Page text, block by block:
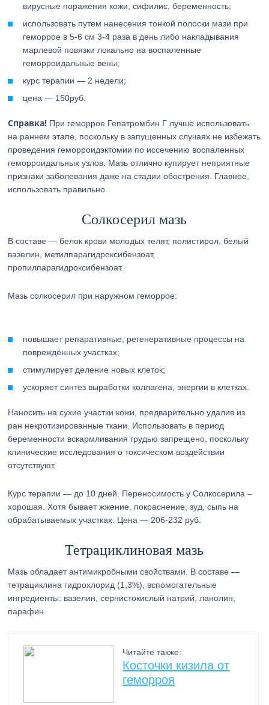
вирусные поражения кожи, сифилис, беременность;
использовать путем нанесения тонкой полоски мази при
геморрое в 5-6 см 3-4 раза в день либо накладывания
марлевой повязки локально на воспаленные
геморроидальные вены;
курс терапии — 2 недели;
цена — 150руб.
Справка! При геморрое Гепатромбин Г лучше использовать
на раннем этапе, поскольку в запущенных случаях не избежать
проведения геморроидэктомии по иссечению воспаленных
геморроидальных узлов. Мазь отлично купирует неприятные
признаки заболевания даже на стадии обострения. Главное,
использовать правильно.
Солкосерил мазь
В составе — белок крови молодых телят, полистирол, белый
вазелин, метилпарагидроксибензоат,
пропилпарагидроксибензоат.
Мазь солкосерил при наружном геморрое:
повышает репаративные, регенеративные процессы на
повреждённых участках;
стимулирует деление новых клеток;
ускоряет синтез выработки коллагена, энергии в клетках.
Наносить на сухие участки кожи, предварительно удалив из
ран некротизированные ткани. Использовать в период
беременности вскармливания грудью запрещено, поскольку
клинические исследования о токсическом воздействии
отсутствуют.
Курс терапии — до 10 дней. Переносимость у Солкосерила –
хорошая. Хотя бывает жжение, покраснение, зуд, сыпь на
обрабатываемых участках. Цена — 206-232 руб.
Тетрациклиновая мазь
Мазь обладает антимикробными свойствами. В составе —
тетрациклина гидрохлорид (1,3%), вспомогательные
ингредиенты: вазелин, сернистокислый натрий, ланолин,
парафин.
Читайте также:
Косточки кизила от
геморроя